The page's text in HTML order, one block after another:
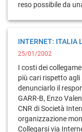
reso possibile da
INTERNET: ITALIA
25/01/2002
I costi dei
più cari rispetto agli
denunciarlo il
GARR-B, Enzo
CNR di Società
organizzazione
Collegarsi via